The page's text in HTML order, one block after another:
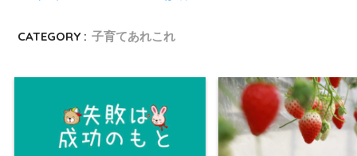
CATEGORY : 子育てあれこれ